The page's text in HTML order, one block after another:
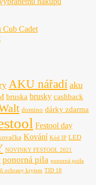
Cadet
AKU nářadí aku
bruska brusky cashback
domino dárky zdarma
Festool day
Kování Kód IP LED
NOVINKY FESTOOL 2021
ponorná pila ponorná poila
ochrany krytem TID 18